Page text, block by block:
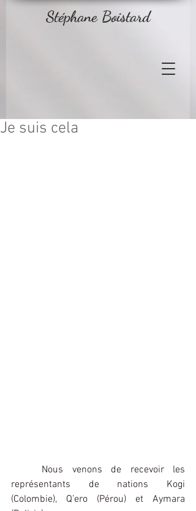
Stéphane Boistard
Je suis cela
Nous venons de recevoir les
représentants de nations Kogi
(Colombie), Q’ero (Pérou) et Aymara